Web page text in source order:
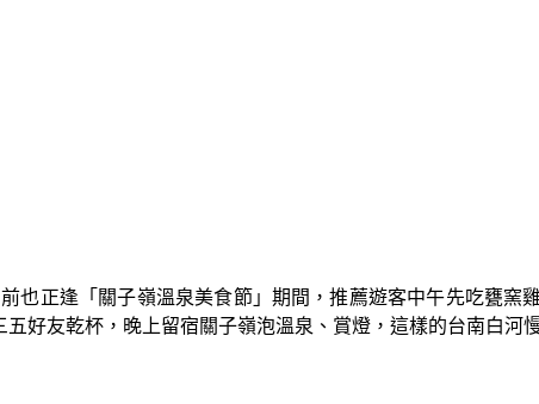
也正逢「關子嶺溫泉美食節」期間，推薦遊客中午先吃甕
好友乾杯，晚上留宿關子嶺泡溫泉、賞燈，這樣的台南白河